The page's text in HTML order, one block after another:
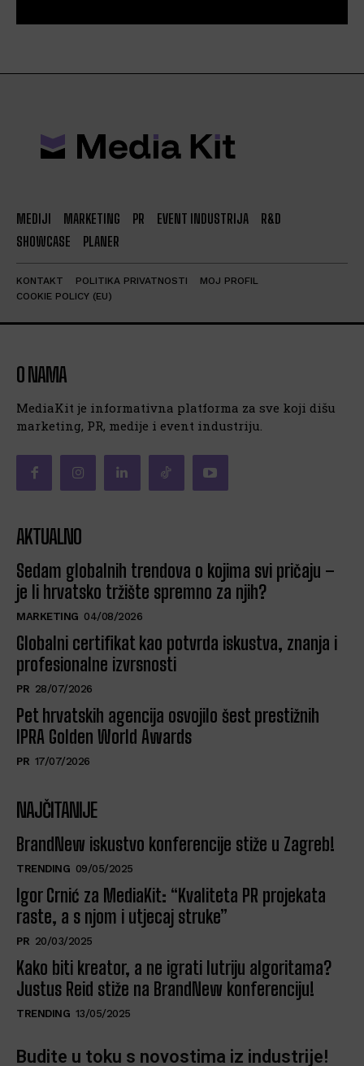
MEDIJI MARKETING PR EVENT INDUSTRIJA
R&D
SHOWCASE
PLANER
KONTAKT POLITIKA PRIVATNOSTI
MOJ PROFIL
COOKIE POLICY (EU)
O NAMA
MediaKit je informativna platforma za sve koji dišu
marketing, PR, medije i event industriju.
AKTUALNO
Sedam globalnih trendova o kojima svi pričaju –
je li hrvatsko tržište spremno za njih?
MARKETING 04/08/2026
Globalni certifikat kao potvrda iskustva, znanja i
profesionalne izvrsnosti
PR 28/07/2026
Pet hrvatskih agencija osvojilo šest prestižnih
IPRA Golden World Awards
PR 17/07/2026
NAJČITANIJE
BrandNew iskustvo konferencije stiže u Zagreb!
TRENDING 09/05/2025
Igor Crnić za MediaKit: “Kvaliteta PR projekata
raste, a s njom i utjecaj struke”
PR 20/03/2025
Kako biti kreator, a ne igrati lutriju algoritama?
Justus Reid stiže na BrandNew konferenciju!
TRENDING 13/05/2025
Budite u toku s novostima iz industrije!